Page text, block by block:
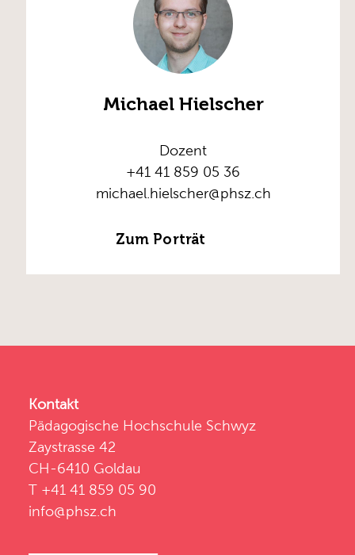
Michael Hielscher
Dozent
+41 41 859 05 36
michael.hielscher@phsz.ch
Zum Porträt
Kontakt
Pädagogische Hochschule Schwyz
Zaystrasse 42
CH-6410 Goldau
T +41 41 859 05 90
info@phsz.ch